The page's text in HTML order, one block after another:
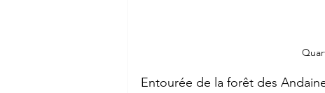
Entourée de la forêt des